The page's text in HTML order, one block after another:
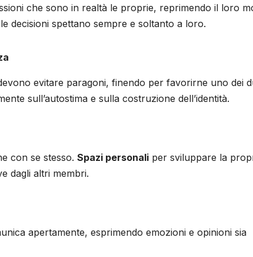
che sono in realtà le proprie, reprimendo il loro
decisioni spettano sempre e soltanto a loro.
evitare paragoni, finendo per favorirne uno dei
sull’autostima e sulla costruzione dell’identità.
con se stesso. Spazi personali per sviluppare la
dagli altri membri.
apertamente, esprimendo emozioni e opinioni sia